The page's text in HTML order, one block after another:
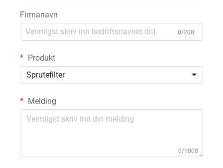
Firmanavn
0/200
Produkt
Sprutefilter
Melding
0/1000